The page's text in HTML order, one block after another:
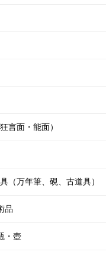
言面・能面）
（万年筆、硯、古道具）
品
・壺